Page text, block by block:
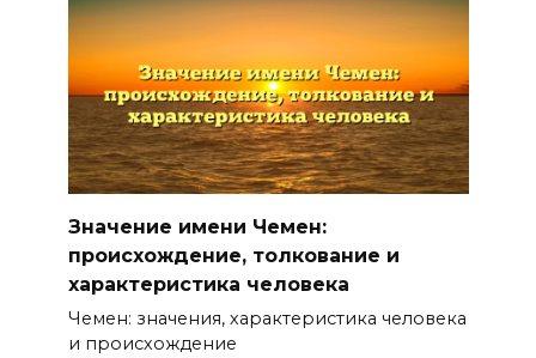
Значение имени Чемен:
происхождение, толкование и
характеристика человека
Чемен: значения, характеристика человека
и происхождение